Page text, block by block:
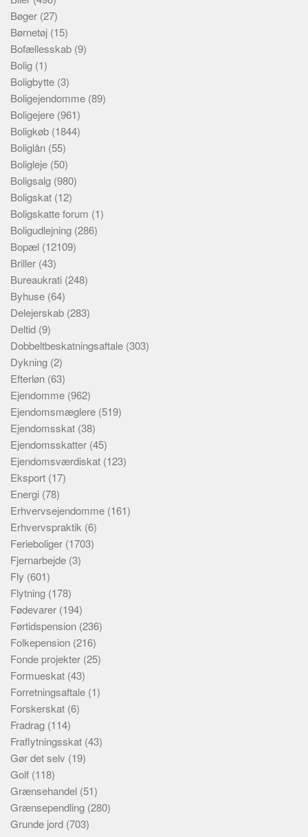
Bøger (27)
Børnetøj (15)
Bofællesskab (9)
Bolig (1)
Boligbytte (3)
Boligejendomme (89)
Boligejere (961)
Boligkøb (1844)
Boliglån (55)
Boligleje (50)
Boligsalg (980)
Boligskat (12)
Boligskatte forum (1)
Boligudlejning (286)
Bopæl (12109)
Briller (43)
Bureaukrati (248)
Byhuse (64)
Delejerskab (283)
Deltid (9)
Dobbeltbeskatningsaftale (303)
Dykning (2)
Efterløn (63)
Ejendomme (962)
Ejendomsmæglere (519)
Ejendomsskat (38)
Ejendomsskatter (45)
Ejendomsværdiskat (123)
Eksport (17)
Energi (78)
Erhvervsejendomme (161)
Erhvervspraktik (6)
Ferieboliger (1703)
Fjernarbejde (3)
Fly (601)
Flytning (178)
Fødevarer (194)
Førtidspension (236)
Folkepension (216)
Fonde projekter (25)
Formueskat (43)
Forretningsaftale (1)
Forskerskat (6)
Fradrag (114)
Fraflytningsskat (43)
Gør det selv (19)
Golf (118)
Grænsehandel (51)
Grænsependling (280)
Grunde jord (703)